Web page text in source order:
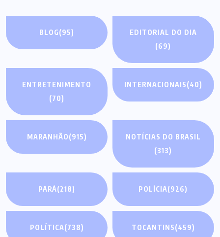
BLOG(95)
EDITORIAL DO DIA
(69)
ENTRETENIMENTO
(70)
INTERNACIONAIS(40)
MARANHÃO(915)
NOTÍCIAS DO BRASIL
(313)
PARÁ(218) POLÍCIA(926)
POLÍTICA(738) TOCANTINS(459)